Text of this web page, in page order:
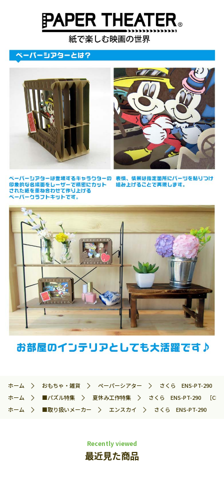
ホーム おもちゃ・雑貨 ペーパーシアター
さくら ENS-PT-290 ［
ホーム
■パズル特集 夏休み工作特集
さくら ENS-PT-290 ［CP-
ホーム
■取り扱いメーカー エンスカイ さくら ENS-PT-290 ［
Recently viewed
最近見た商品